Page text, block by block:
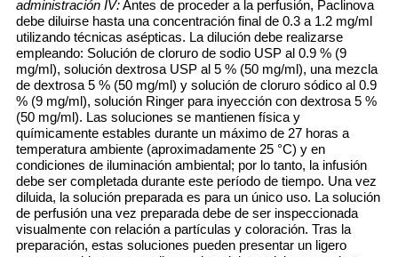
administración IV:Antes de proceder a la perfusión, Paclinova
debe diluirse hasta una concentración final de 0.3 a 1.2 mg/ml
utilizando técnicas asépticas. La dilución debe realizarse
empleando: Solución de cloruro de sodio USP al 0.9 % (9
mg/ml), solución dextrosa USP al 5 % (50 mg/ml), una mezcla
de dextrosa 5 % (50 mg/ml) y solución de cloruro sódico al 0.9
% (9 mg/ml), solución Ringer para inyección con dextrosa 5 %
(50 mg/ml). Las soluciones se mantienen física y
químicamente estables durante un máximo de 27 horas a
temperatura ambiente (aproximadamente 25 °C) y en
condiciones de iluminación ambiental; por lo tanto, la infusión
debe ser completada durante este período de tiempo. Una vez
diluida, la solución preparada es para un único uso. La solución
de perfusión una vez preparada debe de ser inspeccionada
visualmente con relación a partículas y coloración. Tras la
preparación, estas soluciones pueden presentar un ligero